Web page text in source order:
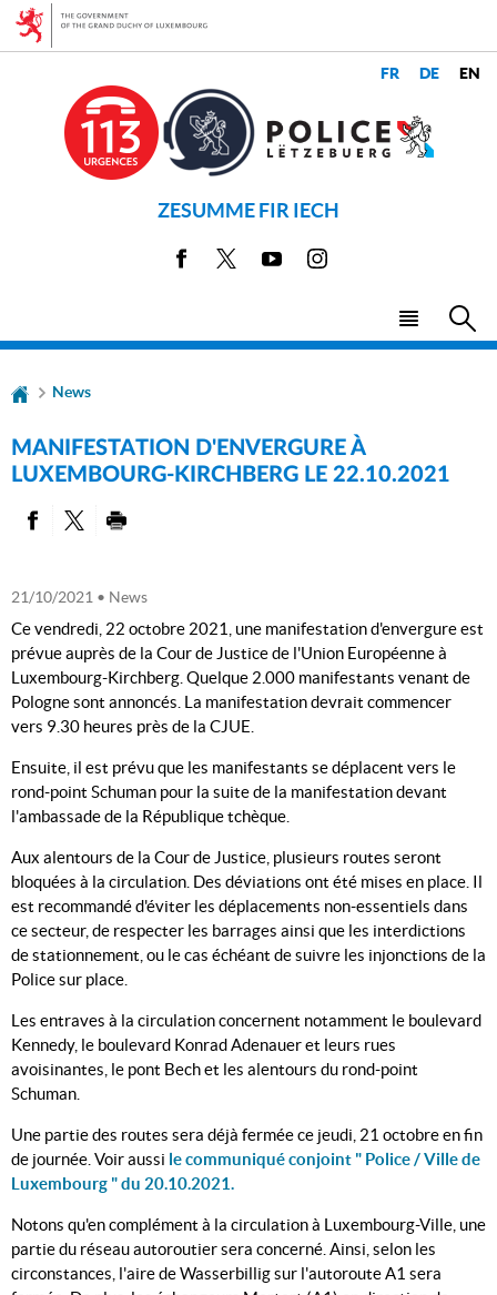
Go
Go
ZESUMME FIR IECH
Facebook YoutubeInstagram
Menu
LANGUE
News
MANIFESTATION D'ENVERGURE À
LUXEMBOURG-KIRCHBERG LE 22.10.2021
21/10/2021 • News
Ce vendredi, 22 octobre 2021, une manifestation d'envergure est
prévue auprès de la Cour de Justice de l'Union Européenne à
Luxembourg-Kirchberg. Quelque 2.000 manifestants venant de
Pologne sont annoncés. La manifestation devrait commencer
vers 9.30 heures près de la CJUE.
Ensuite, il est prévu que les manifestants se déplacent vers le
rond-point Schuman pour la suite de la manifestation devant
l'ambassade de la République tchèque.
Aux alentours de la Cour de Justice, plusieurs routes seront
bloquées à la circulation. Des déviations ont été mises en place. Il
est recommandé d'éviter les déplacements non-essentiels dans
ce secteur, de respecter les barrages ainsi que les interdictions
de stationnement, ou le cas échéant de suivre les injonctions de la
Police sur place.
Les entraves à la circulation concernent notamment le boulevard
Kennedy, le boulevard Konrad Adenauer et leurs rues
avoisinantes, le pont Bech et les alentours du rond-point
Schuman.
Une partie des routes sera déjà fermée ce jeudi, 21 octobre en fin
de journée. Voir aussi le communiqué conjoint " Police / Ville de
Luxembourg " du 20.10.2021.
Notons qu'en complément à la circulation à Luxembourg-Ville, une
partie du réseau autoroutier sera concerné. Ainsi, selon les
circonstances, l'aire de Wasserbillig sur l'autoroute A1 sera